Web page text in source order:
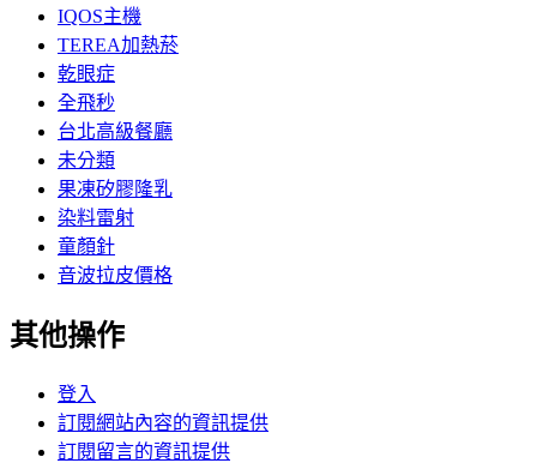
IQOS主機
TEREA加熱菸
乾眼症
全飛秒
台北高級餐廳
未分類
果凍矽膠隆乳
染料雷射
童顏針
音波拉皮價格
其他操作
登入
訂閱網站內容的資訊提供
訂閱留言的資訊提供